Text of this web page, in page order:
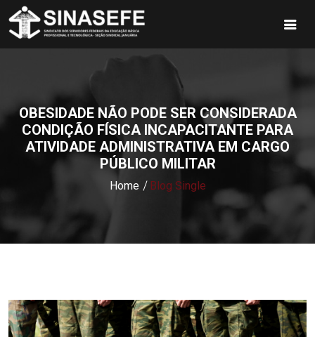
OBESIDADE NÃO PODE SER CONSIDERADA
CONDIÇÃO FÍSICA INCAPACITANTE PARA
ATIVIDADE ADMINISTRATIVA EM CARGO
PÚBLICO MILITAR
Home Blog Single